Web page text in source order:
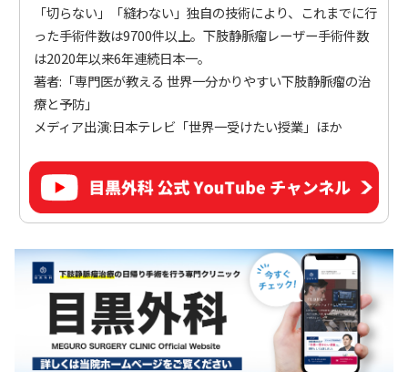
「切らない」「縫わない」独自の技術により、これまでに行
った手術件数は9700件以上。下肢静脈瘤レーザー手術件数
は2020年以来6年連続日本一。
著者:「専門医が教える 世界一分かりやすい下肢静脈瘤の治
療と予防」
メディア出演:日本テレビ「世界一受けたい授業」ほか